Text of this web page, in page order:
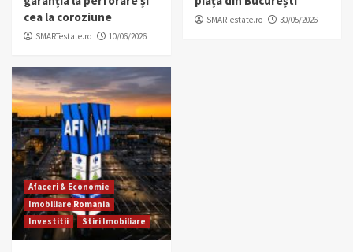
cea la coroziune
SMARTestate.ro 10/06/2026
SMARTestate.ro 30/05/2026
Afaceri & Economie
Imobiliare Romania
Investitii
Stiri Imobiliare